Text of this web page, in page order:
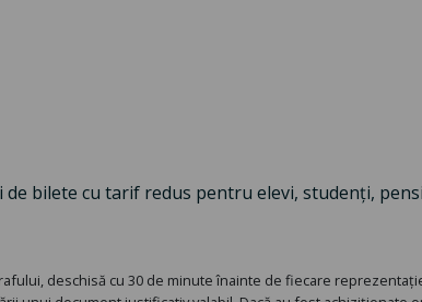
bilete cu tarif redus pentru elevi, studenți,
deschisă cu 30 de minute înainte de fiecare